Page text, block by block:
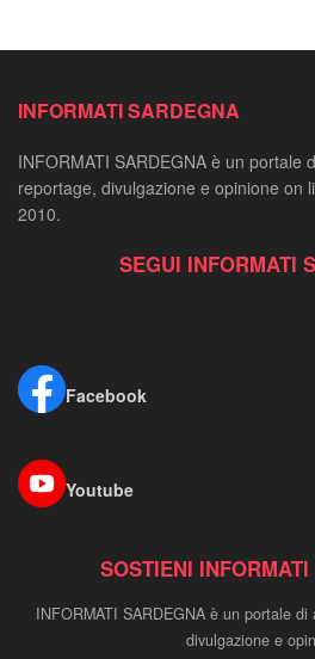
INFORMATI SARDEGNA
INFORMATI SARDEGNA è un portale
reportage, divulgazione e opinione on
2010.
SEGUI INFORMATI
Facebook
Youtube
SOSTIENI
INFORMATI SARDEGNA è un portale
divulgazione e